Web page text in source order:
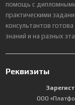
помощь с
практическими
консультантов
знаний и на разных
Реквизиты
ООО